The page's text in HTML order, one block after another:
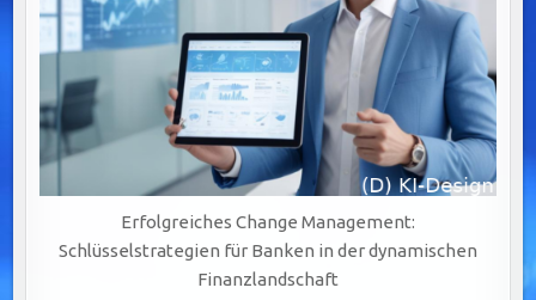
Erfolgreiches Change Management:
Schlüsselstrategien für Banken in der dynamischen
Finanzlandschaft